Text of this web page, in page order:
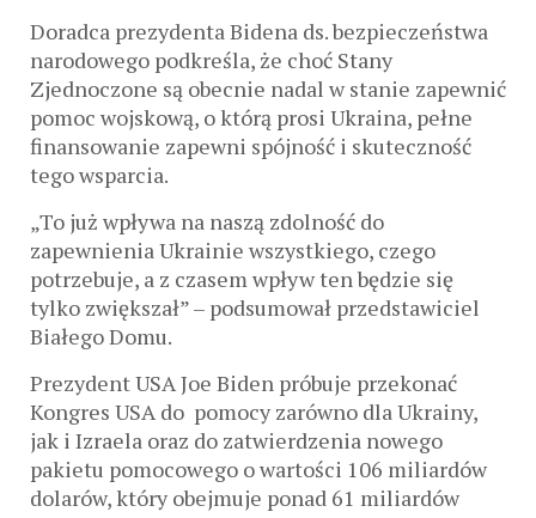
Doradca prezydenta Bidena ds. bezpieczeństwa
narodowego podkreśla, że choć Stany
Zjednoczone są obecnie nadal w stanie zapewnić
pomoc wojskową, o którą prosi Ukraina, pełne
finansowanie zapewni spójność i skuteczność
tego wsparcia.
„To już wpływa na naszą zdolność do
zapewnienia Ukrainie wszystkiego, czego
potrzebuje, a z czasem wpływ ten będzie się
tylko zwiększał” – podsumował przedstawiciel
Białego Domu.
Prezydent USA Joe Biden próbuje przekonać
Kongres USA do pomocy zarówno dla Ukrainy,
jak i Izraela oraz do zatwierdzenia nowego
pakietu pomocowego o wartości 106 miliardów
dolarów, który obejmuje ponad 61 miliardów